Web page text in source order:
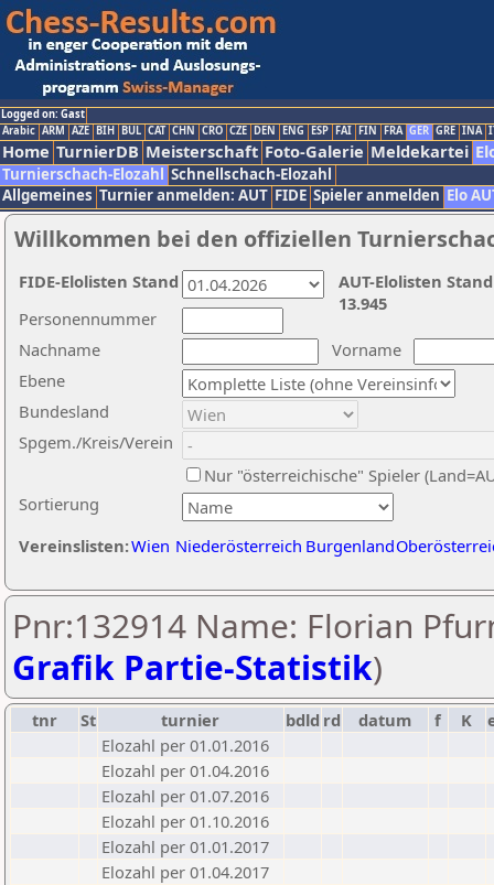
Logged on: Gast
Arabic ARM AZE BIH BUL CAT CHN CRO CZE DEN ENG ESP FAI FIN FRA GER GRE INA
Home TurnierDB Meisterschaft Foto-Galerie Meldekartei
Turnierschach-Elozahl Schnellschach-Elozahl
Allgemeines Turnier anmelden: AUT FIDE Spieler anmelden Elo
Willkommen bei den offiziellen
Nachname
Vorname
Ebene
Sortierung
Personennummer
Bundesland
Spgem./Kreis/Verein
Nur "österreichische" Spieler
Vereinslisten:Wien Niederösterreich Burgenland
AUT-Elolisten
13.945
FIDE-Elolisten Stand
Pnr:132914 Name: Florian
Grafik Partie-Statistik)
tnr St turnier bdld rd datum f K
Elozahl per 01.01.2016
Elozahl per 01.04.2016
Elozahl per 01.07.2016
Elozahl per 01.10.2016
Elozahl per 01.01.2017
Elozahl per 01.04.2017